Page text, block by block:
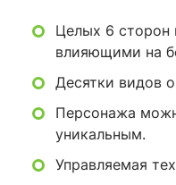
Целых 6 сторон
влияющими на
Десятки видов
Персонажа
уникальным.
Управляемая